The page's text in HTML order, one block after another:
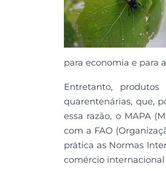
para economia e para
Entretanto,
quarentenárias, que,
essa razão, o MAPA
com a FAO
prática as Normas
comércio